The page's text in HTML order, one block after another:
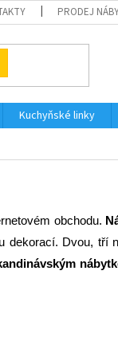
PRODEJ
Kuchyňské linky
obchodu.
Dvou, tří